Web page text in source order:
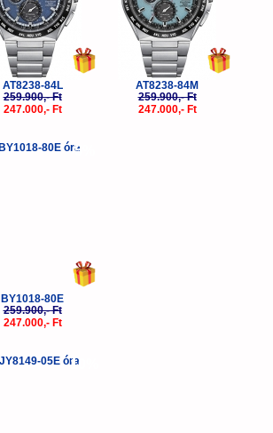
AT8238-84L
259.900,- Ft
247.000,- Ft
AT8238-84M
259.900,- Ft
247.000,- Ft
-5%
BY1018-80E
259.900,- Ft
247.000,- Ft
-10%